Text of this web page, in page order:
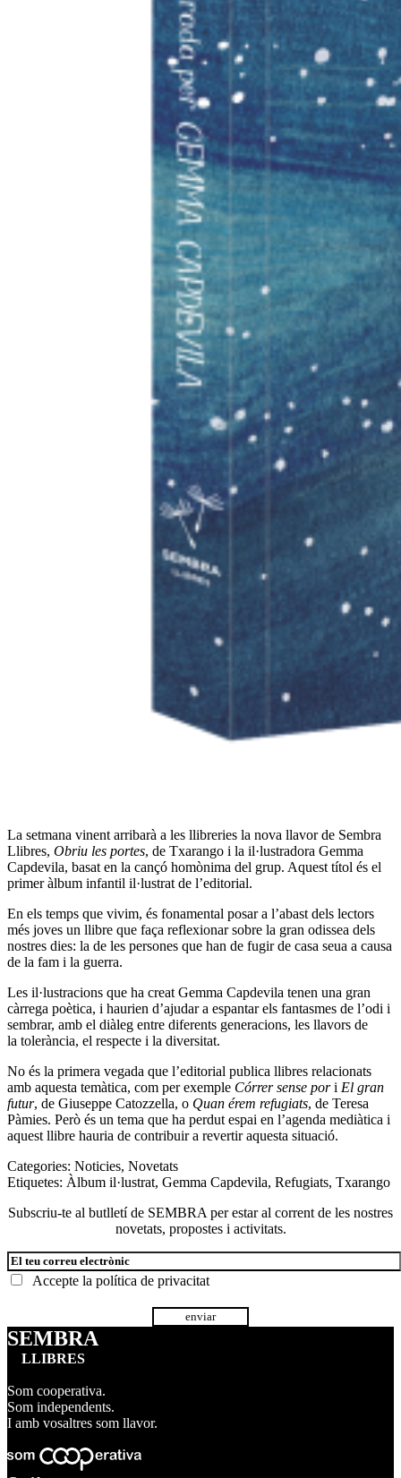
La setmana vinent arribarà a les llibreries la nova llavor de Sembra
Llibres, Obriu les portes, de Txarango i la il·lustradora Gemma
Capdevila, basat en la cançó homònima del grup. Aquest títol és el
primer àlbum infantil il·lustrat de l’editorial.
En els temps que vivim, és fonamental posar a l’abast dels lectors
més joves un llibre que faça reflexionar sobre la gran odissea dels
nostres dies: la de les persones que han de fugir de casa seua a causa
de la fam i la guerra.
Les il·lustracions que ha creat Gemma Capdevila tenen una gran
càrrega poètica, i haurien d’ajudar a espantar els fantasmes de l’odi i
sembrar, amb el diàleg entre diferents generacions, les llavors de
la tolerància, el respecte i la diversitat.
No és la primera vegada que l’editorial publica llibres relacionats
amb aquesta temàtica, com per exemple Córrer sense pori El gran
futur, de Giuseppe Catozzella, o Quan érem refugiats, de Teresa
Pàmies. Però és un tema que ha perdut espai en l’agenda mediàtica i
aquest llibre hauria de contribuir a revertir aquesta situació.
Categories: Noticies, Novetats
Etiquetes: Àlbum il·lustrat, Gemma Capdevila, Refugiats, Txarango
Subscriu-te al butlletí de SEMBRA per estar al corrent de les nostres
novetats, propostes i activitats.
Accepte la política de privacitat
SEMBRA
LLIBRES
Som cooperativa.
Som independents.
I amb vosaltres som llavor.